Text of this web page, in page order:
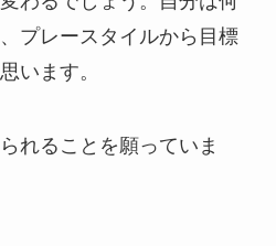
プレースタイルから目標
います。
れることを願っていま